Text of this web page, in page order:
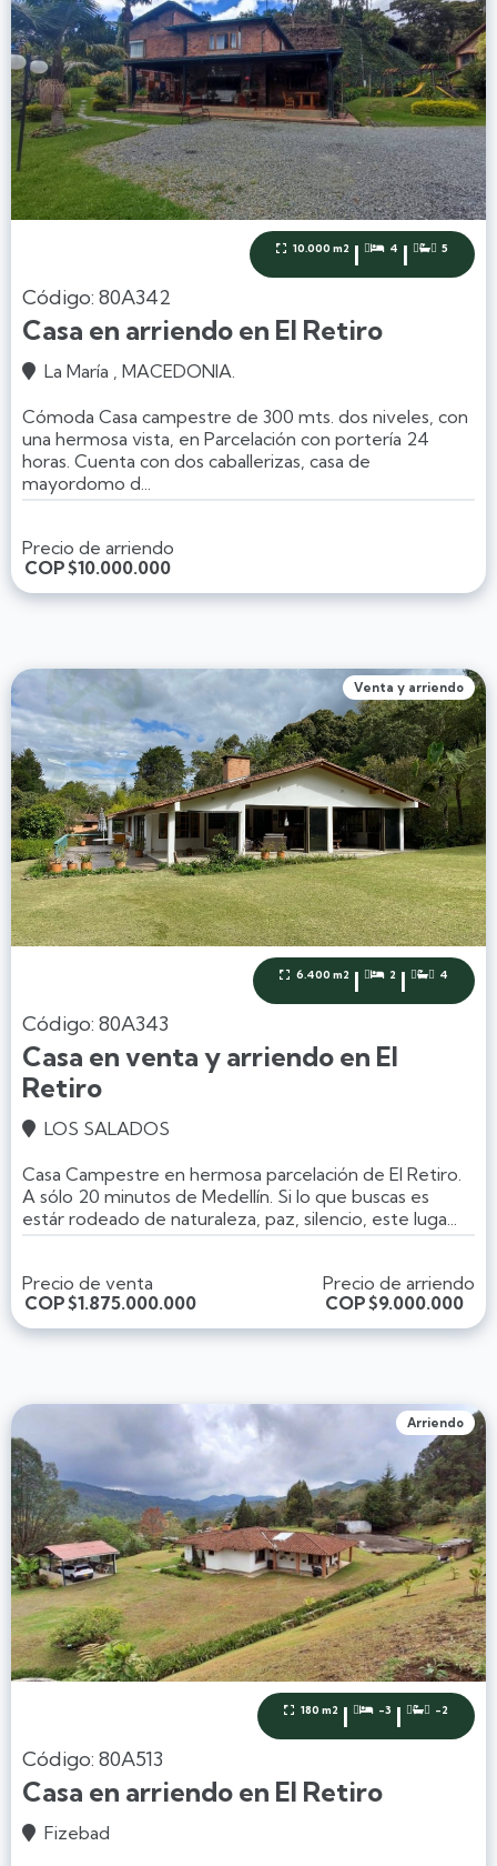
 10.000 m2 |  4 |  5
Código: 80A342
Casa en arriendo en El Retiro
 La María , MACEDONIA.
Cómoda Casa campestre de 300 mts. dos niveles, con
una hermosa vista, en Parcelación con portería 24
horas. Cuenta con dos caballerizas, casa de
mayordomo d...
Precio de arriendo
COP$10.000.000
Venta y arriendo
 6.400 m2 |  2 |  4
Código: 80A343
Casa en venta y arriendo en El
Retiro
 LOS SALADOS
Casa Campestre en hermosa parcelación de El Retiro.
A sólo 20 minutos de Medellín. Si lo que buscas es
estár rodeado de naturaleza, paz, silencio, este luga...
Precio de venta
COP$1.875.000.000
Precio de arriendo
COP$9.000.000
Arriendo
 180 m2 |  -3 |  -2
Código: 80A513
Casa en arriendo en El Retiro
 Fizebad